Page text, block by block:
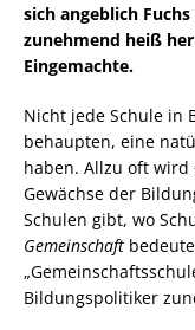
sich angeblich
zunehmend heiß
Eingemachte.
Nicht jede Schule in
behaupten, eine
haben. Allzu oft
Gewächse der
Schulen gibt, wo
Gemeinschaft
Bildungspolitiker